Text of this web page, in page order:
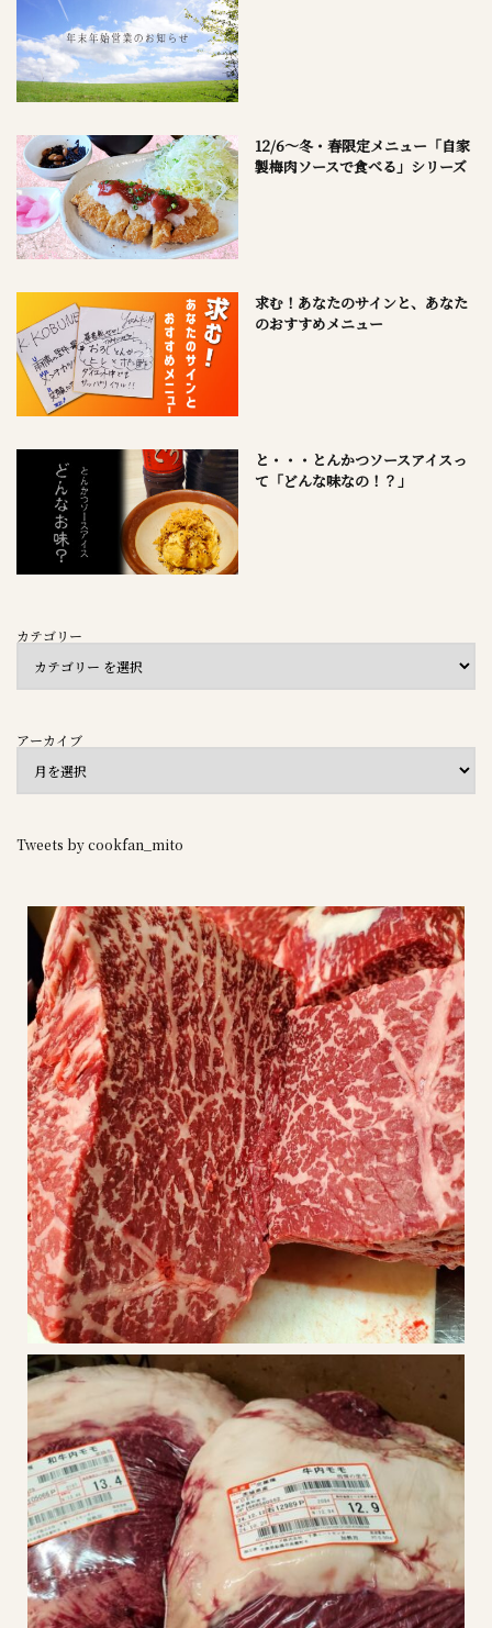
12/6～冬・春限定メニュー「自家
製梅肉ソースで食べる」シリーズ
求む！あなたのサインと、あなた
のおすすめメニュー
と・・・とんかつソースアイスっ
て「どんな味なの！？」
カテゴリー
アーカイブ
Tweets by cookfan_mito